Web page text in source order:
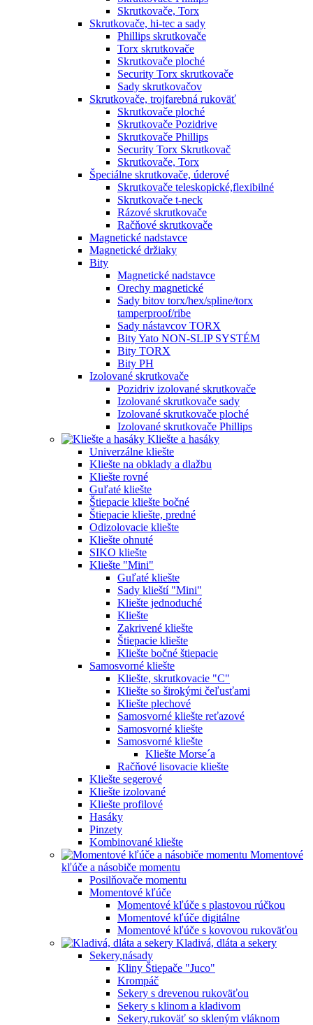
Skrutkovače, Torx
Skrutkovače, hi-tec a sady
Phillips skrutkovače
Torx skrutkovače
Skrutkovače ploché
Security Torx skrutkovače
Sady skrutkovačov
Skrutkovače, trojfarebná rukoväť
Skrutkovače ploché
Skrutkovače Pozidrive
Skrutkovače Phillips
Security Torx Skrutkovač
Skrutkovače, Torx
Špeciálne skrutkovače, úderové
Skrutkovače teleskopické,flexibilné
Skrutkovače t-neck
Rázové skrutkovače
Račňové skrutkovače
Magnetické nadstavce
Magnetické držiaky
Bity
Magnetické nadstavce
Orechy magnetické
Sady bitov torx/hex/spline/torx
tamperproof/ribe
Sady nástavcov TORX
Bity Yato NON-SLIP SYSTÉM
Bity TORX
Bity PH
Izolované skrutkovače
Pozidriv izolované skrutkovače
Izolované skrutkovače sady
Izolované skrutkovače ploché
Izolované skrutkovače Phillips
Kliešte a hasáky
Univerzálne kliešte
Kliešte na obklady a dlažbu
Kliešte rovné
Guľaté kliešte
Štiepacie kliešte bočné
Štiepacie kliešte, predné
Odizolovacie kliešte
Kliešte ohnuté
SIKO kliešte
Kliešte "Mini"
Guľaté kliešte
Sady klieští "Mini"
Kliešte jednoduché
Kliešte
Zakrivené kliešte
Štiepacie kliešte
Kliešte bočné štiepacie
Samosvorné kliešte
Kliešte, skrutkovacie "C"
Kliešte so širokými čeľusťami
Kliešte plechové
Samosvorné kliešte reťazové
Samosvorné kliešte
Samosvorné kliešte
Kliešte Morse´a
Račňové lisovacie kliešte
Kliešte segerové
Kliešte izolované
Kliešte profilové
Hasáky
Pinzety
Kombinované kliešte
Momentové
kľúče a násobiče momentu
Posilňovače momentu
Momentové kľúče
Momentové kľúče s plastovou rúčkou
Momentové kľúče digitálne
Momentové kľúče s kovovou rukoväťou
Kladivá, dláta a sekery
Sekery,násady
Kliny Štiepače "Juco"
Krompáč
Sekery s drevenou rukoväťou
Sekery s klinom a kladivom
Sekery,rukoväť so skleným vláknom